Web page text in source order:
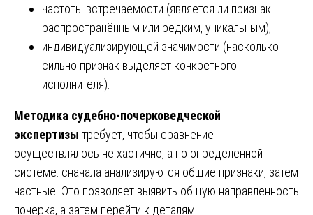
частоты встречаемости (является ли признак
распространённым или редким, уникальным);
индивидуализирующей значимости (насколько
сильно признак выделяет конкретного
исполнителя).
Методика судебно-почерковедческой
экспертизы требует, чтобы сравнение
осуществлялось не хаотично, а по определённой
системе: сначала анализируются общие признаки, затем
частные. Это позволяет выявить общую направленность
почерка, а затем перейти к деталям.